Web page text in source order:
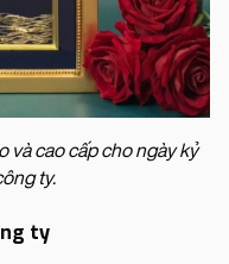
và cao cấp cho ngày kỷ
ty.
ty